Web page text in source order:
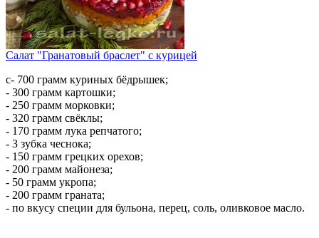
Салат "Гранатовый браслет" с курицей
с- 700 грамм куриных бёдрышек;
- 300 грамм картошки;
- 250 грамм морковки;
- 320 грамм свёклы;
- 170 грамм лука репчатого;
- 3 зубка чеснока;
- 150 грамм грецких орехов;
- 200 грамм майонеза;
- 50 грамм укропа;
- 200 грамм граната;
- по вкусу специи для бульона, перец, соль, оливковое масло.